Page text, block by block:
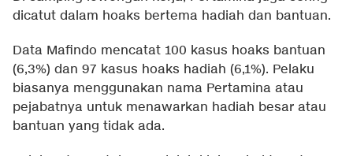
dicatut dalam hoaks bertema hadiah dan bantuan.
Data Mafindo mencatat 100 kasus hoaks bantuan
(6,3%) dan 97 kasus hoaks hadiah (6,1%). Pelaku
biasanya menggunakan nama Pertamina atau
pejabatnya untuk menawarkan hadiah besar atau
bantuan yang tidak ada.